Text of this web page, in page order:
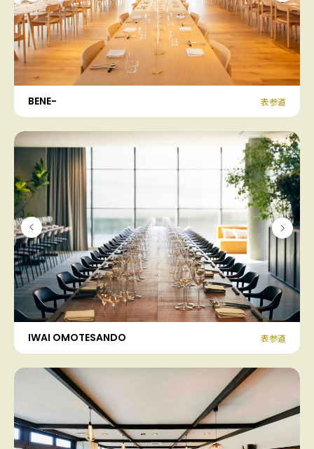
BENE- 表参道
IWAI OMOTESANDO 表参道